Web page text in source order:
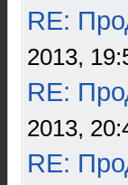
RE:
2013,
RE:
2013,
RE: